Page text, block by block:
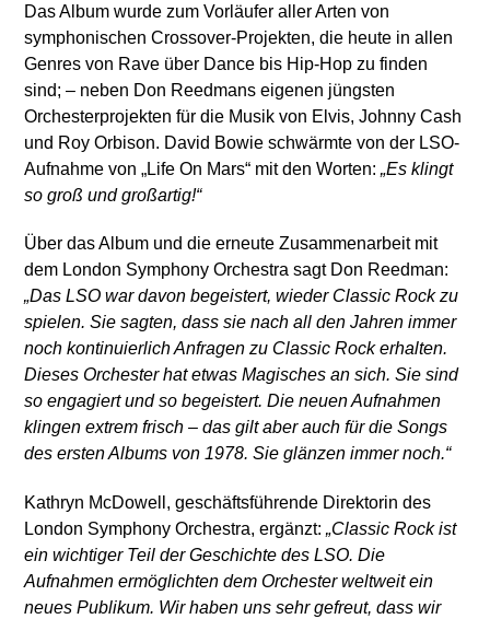
Das Album wurde zum Vorläufer aller Arten von
symphonischen Crossover-Projekten, die heute in allen
Genres von Rave über Dance bis Hip-Hop zu finden
sind; – neben Don Reedmans eigenen jüngsten
Orchesterprojekten für die Musik von Elvis, Johnny Cash
und Roy Orbison. David Bowie schwärmte von der LSO-
Aufnahme von „Life On Mars“ mit den Worten:„Es klingt
so groß und großartig!“
Über das Album und die erneute Zusammenarbeit mit
dem London Symphony Orchestra sagt Don Reedman:
„Das LSO war davon begeistert, wieder Classic Rock zu
spielen. Sie sagten, dass sie nach all den Jahren immer
noch kontinuierlich Anfragen zu Classic Rock erhalten.
Dieses Orchester hat etwas Magisches an sich. Sie sind
so engagiert und so begeistert. Die neuen Aufnahmen
klingen extrem frisch – das gilt aber auch für die Songs
des ersten Albums von 1978. Sie glänzen immer noch.“
Kathryn McDowell, geschäftsführende Direktorin des
London Symphony Orchestra, ergänzt:„Classic Rock ist
ein wichtiger Teil der Geschichte des LSO. Die
Aufnahmen ermöglichten dem Orchester weltweit ein
neues Publikum. Wir haben uns sehr gefreut, dass wir